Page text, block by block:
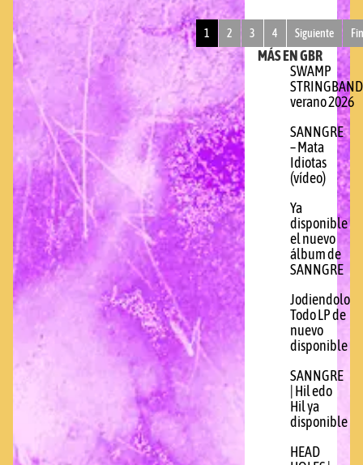
1 2 3 4 Siguiente
MÁS EN GBR
SWAMP
STRINGBAND
verano 2026
SANNGRE
– Mata
Idiotas
(vídeo)
Ya
disponible
el nuevo
álbum de
SANNGRE
Jodiendolo
Todo LP de
nuevo
disponible
SANNGRE
| Hil edo
Hil ya
disponible
HEAD